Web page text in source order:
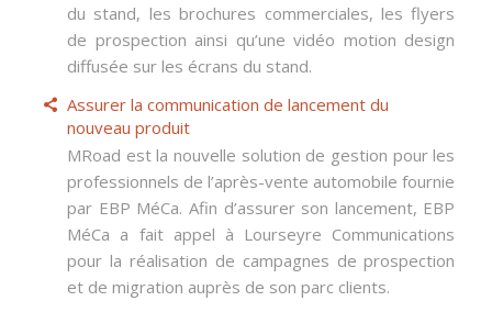
du stand, les brochures commerciales, les flyers
de prospection ainsi qu’une vidéo motion design
diffusée sur les écrans du stand.
Assurer la communication de lancement du
nouveau produit
MRoad est la nouvelle solution de gestion pour les
professionnels de l’après-vente automobile fournie
par EBP MéCa. Afin d’assurer son lancement, EBP
MéCa a fait appel à Lourseyre Communications
pour la réalisation de campagnes de prospection
et de migration auprès de son parc clients.